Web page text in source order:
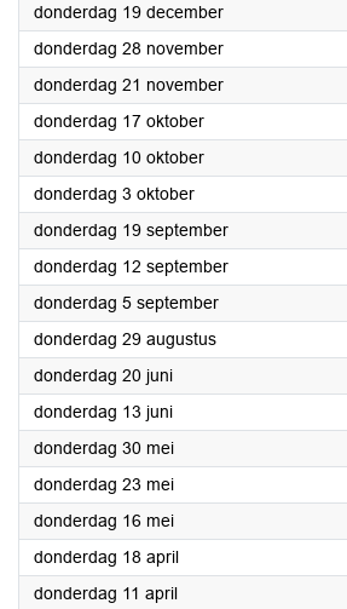
donderdag 19 december2024
donderdag 28 november2024
donderdag 21 november2024
donderdag 17 oktober2024
donderdag 10 oktober2024
donderdag 3 oktober2024
donderdag 19 september2024
donderdag 12 september2024
donderdag 5 september2024
donderdag 29 augustus2024
donderdag 20 juni2024
donderdag 13 juni2024
donderdag 30 mei2024
donderdag 23 mei2024
donderdag 16 mei2024
donderdag 18 april2024
donderdag 11 april2024